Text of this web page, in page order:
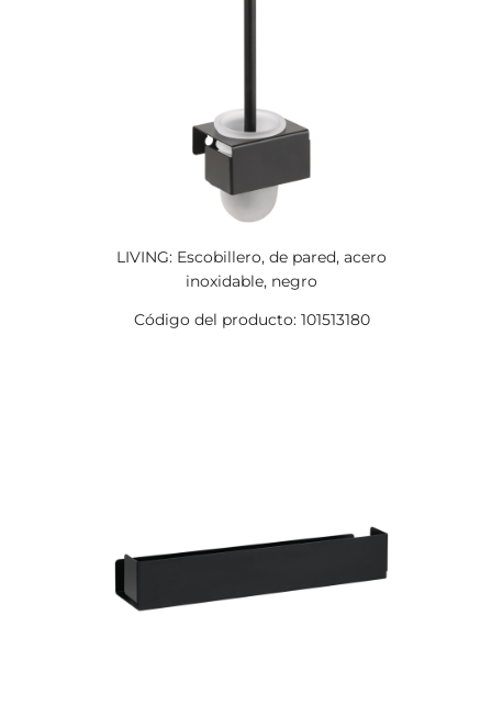
LIVING: Escobillero, de pared, acero
inoxidable, negro
Código del producto: 101513180